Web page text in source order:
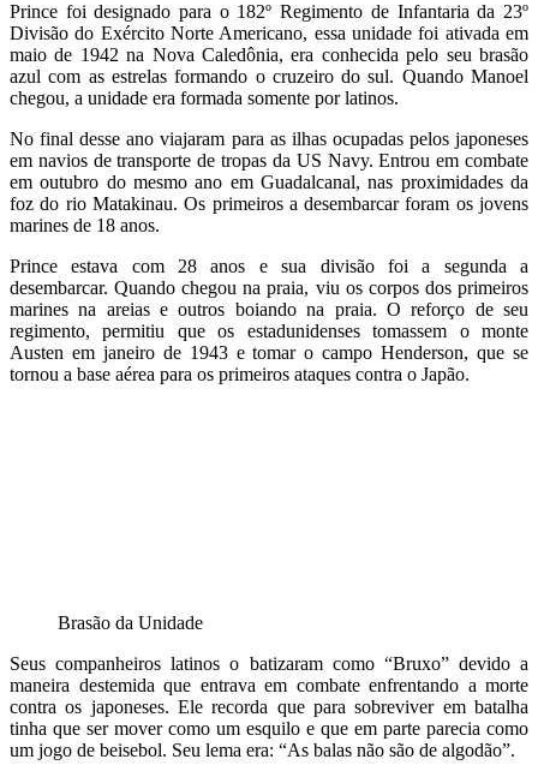
Prince foi designado para o 182º Regimento de Infantaria da 23º
Divisão do Exército Norte Americano, essa unidade foi ativada em
maio de 1942 na Nova Caledônia, era conhecida pelo seu brasão
azul com as estrelas formando o cruzeiro do sul. Quando Manoel
chegou, a unidade era formada somente por latinos.
No final desse ano viajaram para as ilhas ocupadas pelos japoneses
em navios de transporte de tropas da US Navy. Entrou em combate
em outubro do mesmo ano em Guadalcanal, nas proximidades da
foz do rio Matakinau. Os primeiros a desembarcar foram os jovens
marines de 18 anos.
Prince estava com 28 anos e sua divisão foi a segunda a
desembarcar. Quando chegou na praia, viu os corpos dos primeiros
marines na areias e outros boiando na praia. O reforço de seu
regimento, permitiu que os estadunidenses tomassem o monte
Austen em janeiro de 1943 e tomar o campo Henderson, que se
tornou a base aérea para os primeiros ataques contra o Japão.
Brasão da Unidade
Seus companheiros latinos o batizaram como “Bruxo” devido a
maneira destemida que entrava em combate enfrentando a morte
contra os japoneses. Ele recorda que para sobreviver em batalha
tinha que ser mover como um esquilo e que em parte parecia como
um jogo de beisebol. Seu lema era: “As balas não são de algodão”.